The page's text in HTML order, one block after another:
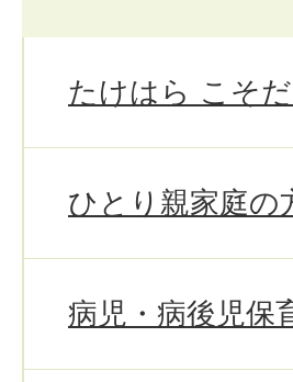
たけはら こそ
ひとり親家庭の
病児・病後児保